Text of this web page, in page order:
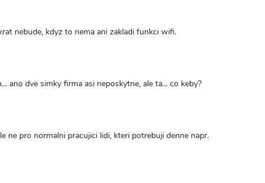
nebude, kdyz to nema ani zakladi funkci wifi.
ano dve simky firma asi neposkytne, ale ta... co keby?
ne pro normalni pracujici lidi, kteri potrebuji denne napr.